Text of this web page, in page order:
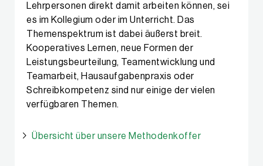
Lehrpersonen direkt damit arbeiten können, sei
es im Kollegium oder im Unterricht. Das
Themenspektrum ist dabei äußerst breit.
Kooperatives Lernen, neue Formen der
Leistungs­beurteilung, Teamentwicklung und
Teamarbeit, Hausaufgabenpraxis oder
Schreibkompetenz sind nur einige der vielen
verfügbaren Themen.
Übersicht über unsere Methodenkoffer